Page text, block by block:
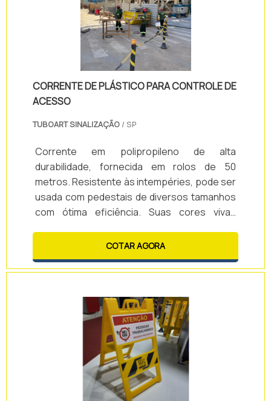
CORRENTE DE PLÁSTICO PARA CONTROLE DE
ACESSO
TUBOART SINALIZAÇÃO / SP
Corrente em polipropileno de alta
durabilidade, fornecida em rolos de 50
metros. Resistente às intempéries, pode ser
usada com pedestais de diversos tamanhos
com ótima eficiência. Suas cores vivas
COTAR AGORA